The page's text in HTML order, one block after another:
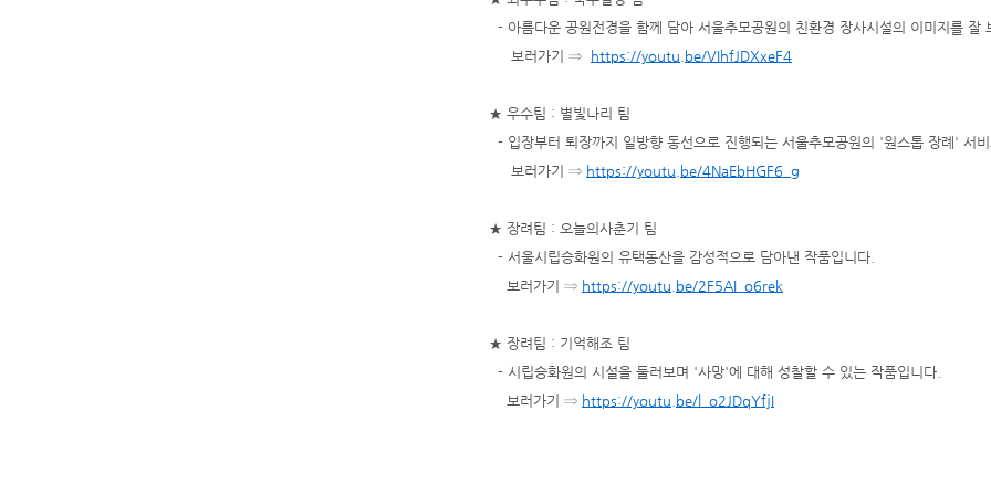
- 아름다운 공원전경을 함께 담아 서울추모공원의 친환경 장사시설의 이미지를 잘
보러가기 ⇒
https://youtu.be/VIhfJDXxeF4
★ 우수팀 : 별빛나리 팀
- 입장부터 퇴장까지 일방향 동선으로 진행되는 서울추모공원의 '원스톱 장례' 서
보러가기 ⇒ https://youtu.be/4NaEbHGF6_g
★ 장려팀 : 오늘의사춘기 팀
- 서울시립승화원의 유택동산을 감성적으로 담아낸 작품입니다.
보러가기 ⇒ https://youtu.be/2F5AI_o6rek
★ 장려팀 : 기억해조 팀
- 시립승화원의 시설을 둘러보며 '사망'에 대해 성찰할 수 있는 작품입니다.
보러가기 ⇒ https://youtu.be/l_o2JDqYfjI